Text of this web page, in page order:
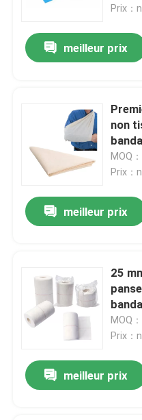
Prix：
meilleur prix
non
MOQ
Prix：
meilleur prix
25
75
MOQ
Prix：
meilleur prix